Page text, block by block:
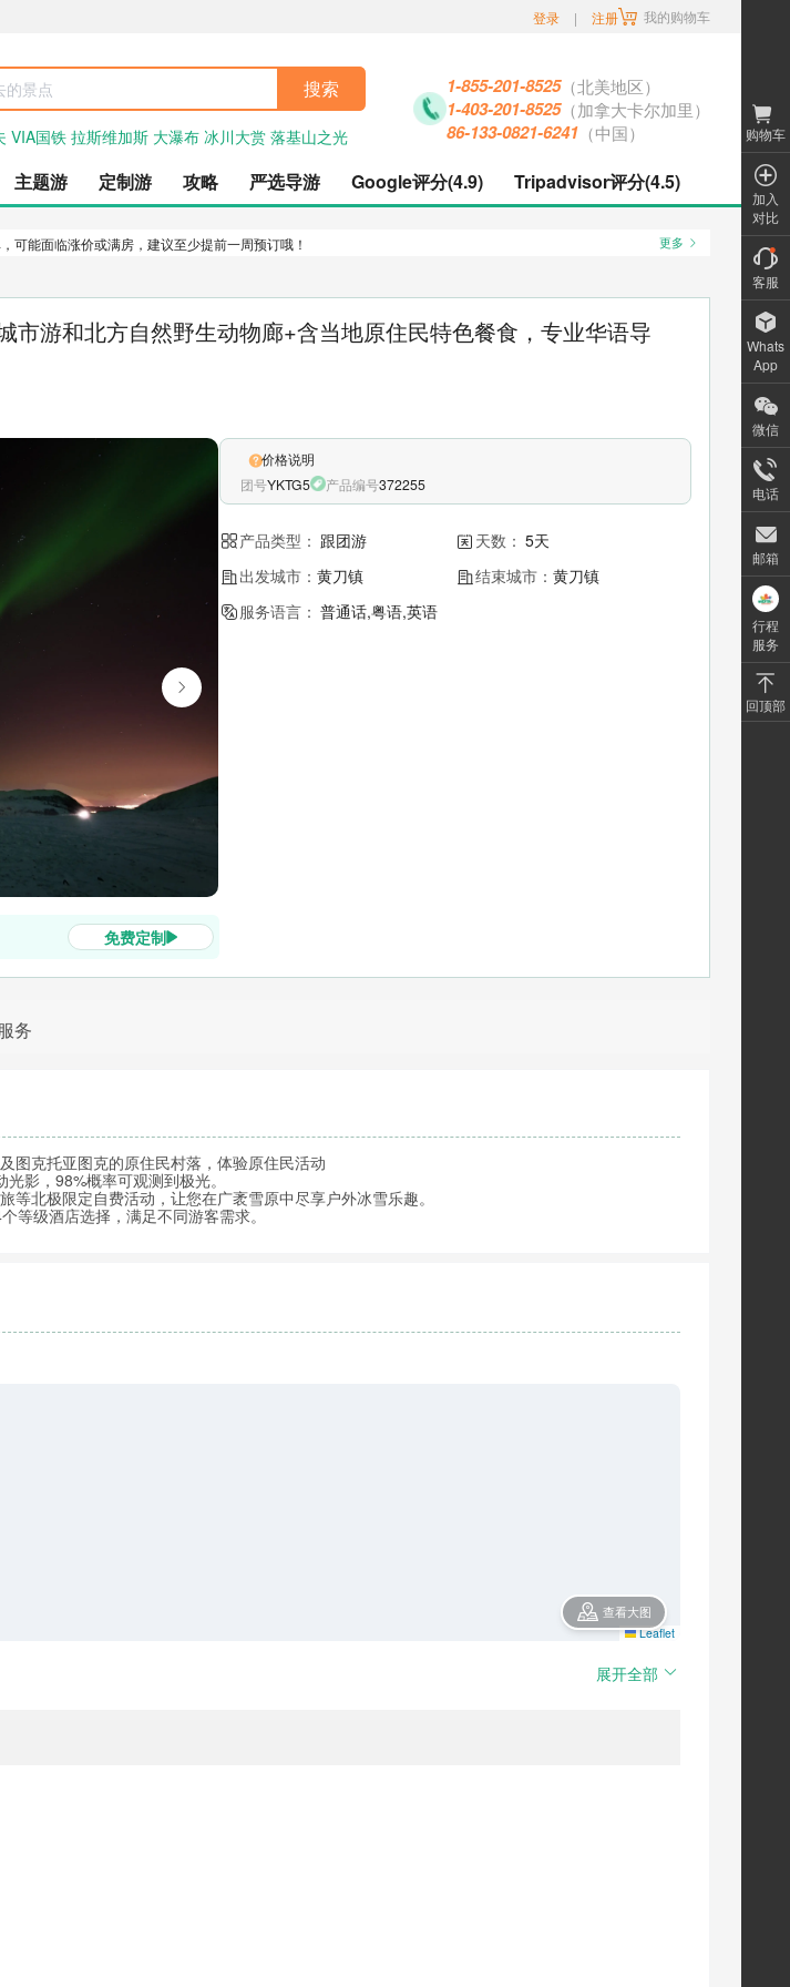
登录 | 注册 我的购物车
搜索
VIA国铁拉斯维加斯 大瀑布冰川大赏落基山之光
1-855-201-8525（北美地区）
1-403-201-8525（加拿大卡尔加里）
86-133-0821-6241 （中国）
主题游 定制游 攻略 严选导游 Google评分(4.9) Tripadvisor评分(4.5)
购物车
加入
对比
客服
Whats
App
微信
电话
邮箱
行程
服务
回顶部
能面临涨价或满房，建议至少提前一周预订哦！ 更多
游和北方自然野生动物廊+含当地原住民特色餐食，专业华语导
免费定制
价格说明
团号YKTG5 产品编号372255
产品类型： 跟团游 天数： 5天
出发城市： 黄刀镇 结束城市： 黄刀镇
服务语言： 普通话,粤语,英语
务
图克托亚图克的原住民村落，体验原住民活动
影，98%概率可观测到极光。
北极限定自费活动，让您在广袤雪原中尽享户外冰雪乐趣。
等级酒店选择，满足不同游客需求。
Leaflet
查看大图
展开全部